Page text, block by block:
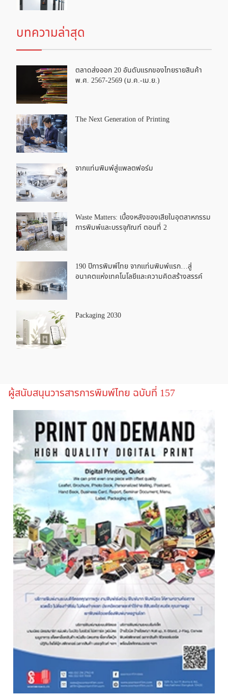
บทความล่าสุด
ตลาดส่งออก 20 อันดับแรกของไทยรายสินค้า
พ.ศ. 2567-2569 (ม.ค.-เม.ย.)
The Next Generation of Printing
จากแท่นพิมพ์สู่แพลตฟอร์ม
Waste Matters: เบื้องหลังของเสียในอุตสาหกรรม
การพิมพ์และบรรจุภัณฑ์ ตอนที่ 2
190 ปีการพิมพ์ไทย จากแท่นพิมพ์แรก…สู่
อนาคตแห่งเทคโนโลยีและความคิดสร้างสรรค์
Packaging 2030
ผู้สนับสนุนวารสารการพิมพ์ไทย ฉบับที่ 157